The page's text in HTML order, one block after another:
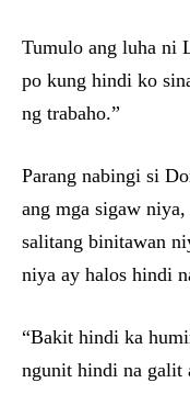
Tumulo ang luha ni
po kung hindi ko
ng trabaho.”
Parang nabingi si
ang mga sigaw
salitang binitawan
niya ay halos hindi
“Bakit hindi ka
ngunit hindi na galit